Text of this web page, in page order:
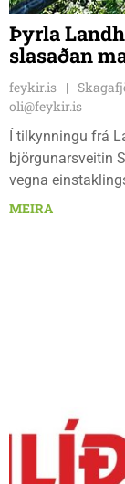
Þyrla
slasaðan
feykir.is
oli@feykir.is
Í tilkynningu frá
björgunarsveitin
vegna
Uppgangan í
ráð að kalla til
MEIRA